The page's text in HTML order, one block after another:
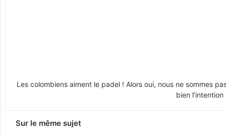
Les colombiens aiment le padel ! Alors oui, nous ne sommes
bien
Sur le même sujet